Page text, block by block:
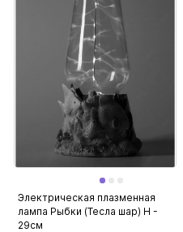
Электрическая плазменная
лампа Рыбки (Тесла шар) H -
29см